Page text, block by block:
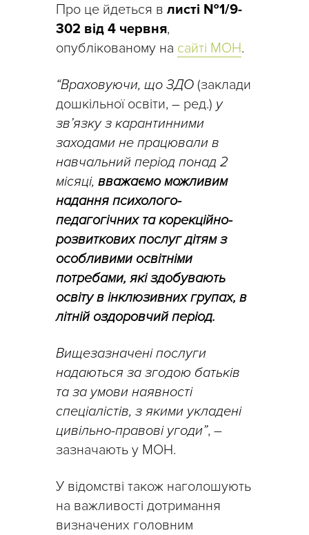
Про це йдеться в листі №1/9-
302 від 4 червня,
опублікованому на сайті МОН.
“Враховуючи, що ЗДО (заклади
дошкільної освіти, – ред.) у
зв’язку з карантинними
заходами не працювали в
навчальний період понад 2
місяці, вважаємо можливим
надання психолого-
педагогічних та корекційно-
розвиткових послуг дітям з
особливими освітніми
потребами, які здобувають
освіту в інклюзивних групах, в
літній оздоровчий період.
Вищезазначені послуги
надаються за згодою батьків
та за умови наявності
спеціалістів, з якими укладені
цивільно-правові угоди”, –
зазначають у МОН.
У відомстві також наголошують
на важливості дотримання
визначених головним